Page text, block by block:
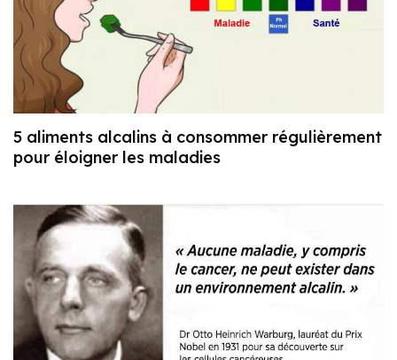
5 aliments alcalins à consommer régulièrement
pour éloigner les maladies